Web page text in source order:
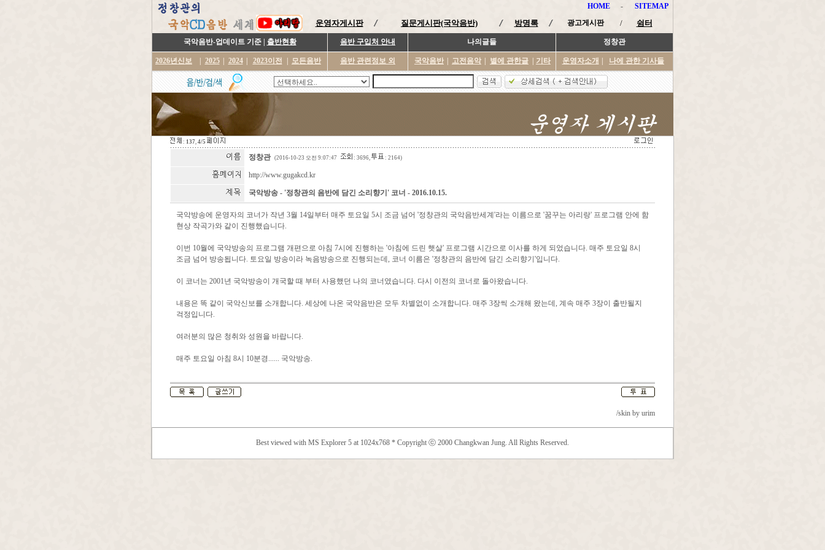
HOME - SITEMAP
운영자게시판 질문게시판(국악음반) 방명록 광고게시판 / 쉼터
국악음반-업데이트 기준 | 출반현황 음반 구입처 안내 나의글들 정창관
2026년신보 2025 2024 2023이전 모든음반 음반 관련정보 외 국악음반 고전음악 별에 관한글 기타 운영자소개 나에 관한 기사들
: 137, 4/5
정창관 (2016-10-23 오전 9:07:47 : 3696, : 2164)
http://www.gugakcd.kr
국악방송 - '정창관의 음반에 담긴 소리향기' 코너 - 2016.10.15.
국악방송에 운영자의 코너가 작년 3월 14일부터 매주 토요일 5시 조금 넘어 '정창관의 국악음반세계'라는 이름으로 '꿈꾸는 아리랑' 프로그램 안에 함
현상 작곡가와 같이 진행했습니다.
이번 10월에 국악방송의 프로그램 개편으로 아침 7시에 진행하는 '아침에 드린 햇살' 프로그램 시간으로 이사를 하게 되었습니다. 매주 토요일 8시
조금 넘어 방송됩니다. 토요일 방송이라 녹음방송으로 진행되는데, 코너 이름은 '정창관의 음반에 담긴 소리향기'입니다.
이 코너는 2001년 국악방송이 개국할 때 부터 사용했던 나의 코너였습니다. 다시 이전의 코너로 돌아왔습니다.
내용은 똑 같이 국악신보를 소개합니다. 세상에 나온 국악음반은 모두 차별없이 소개합니다. 매주 3장씩 소개해 왔는데, 계속 매주 3장이 출반될지
걱정입니다.
여러분의 많은 청취와 성원을 바랍니다.
매주 토요일 아침 8시 10분경...... 국악방송.
/skin by urim
Best viewed with MS Explorer 5 at 1024x768 * Copyright ⓒ 2000 Changkwan Jung. All Rights Reserved.